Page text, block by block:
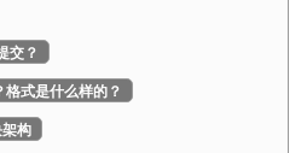
交？
式是什么样的？
构